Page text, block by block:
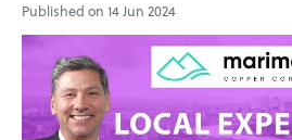
Published on 14 Jun 2024